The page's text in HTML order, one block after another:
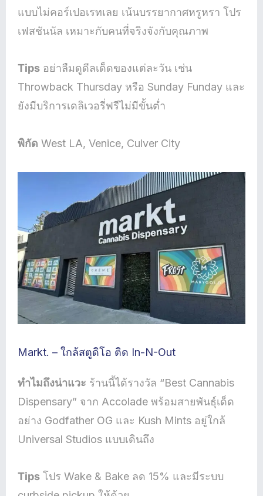
แบบไม่คอร์เปอเรทเลย เน้นบรรยากาศหรูหรา โปร
เฟสชันนัล เหมาะกับคนที่จริงจังกับคุณภาพ
Tips อย่าลืมดูดีลเด็ดของแต่ละวัน เช่น
Throwback Thursday หรือ Sunday Funday และ
ยังมีบริการเดลิเวอรี่ฟรีไม่มีขั้นต่ำ
พิกัด West LA, Venice, Culver City
Markt. – ใกล้สตูดิโอ ติด In-N-Out
ทำไมถึงน่าแวะ ร้านนี้ได้รางวัล “Best Cannabis
Dispensary” จาก Accolade พร้อมสายพันธุ์เด็ด
อย่าง Godfather OG และ Kush Mints อยู่ใกล้
Universal Studios แบบเดินถึง
Tips โปร Wake & Bake ลด 15% และมีระบบ